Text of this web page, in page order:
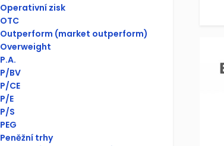
Operativní zisk
OTC
Outperform (market outperform)
Overweight
P.A.
P/BV
P/CE
P/E
P/S
PEG
Peněžní trhy